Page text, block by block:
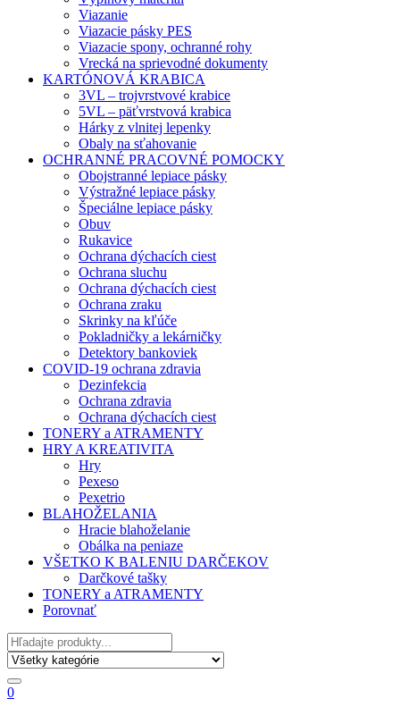
Viazanie
Viazacie pásky PES
Viazacie spony, ochranné rohy
Vrecká na sprievodné dokumenty
KARTÓNOVÁ KRABICA
3VL – trojvrstvové krabice
5VL – päťvrstvová krabica
Hárky z vlnitej lepenky
Obaly na sťahovanie
OCHRANNÉ PRACOVNÉ POMOCKY
Obojstranné lepiace pásky
Výstražné lepiace pásky
Špeciálne lepiace pásky
Obuv
Rukavice
Ochrana dýchacích ciest
Ochrana sluchu
Ochrana dýchacích ciest
Ochrana zraku
Skrinky na kľúče
Pokladničky a lekárničky
Detektory bankoviek
COVID-19 ochrana zdravia
Dezinfekcia
Ochrana zdravia
Ochrana dýchacích ciest
TONERY a ATRAMENTY
HRY A KREATIVITA
Hry
Pexeso
Pexetrio
BLAHOŽELANIA
Hracie blahoželanie
Obálka na peniaze
VŠETKO K BALENIU DARČEKOV
Darčkové tašky
TONERY a ATRAMENTY
Porovnať
Hľadať
0